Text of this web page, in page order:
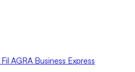
Fil AGRA Business Express